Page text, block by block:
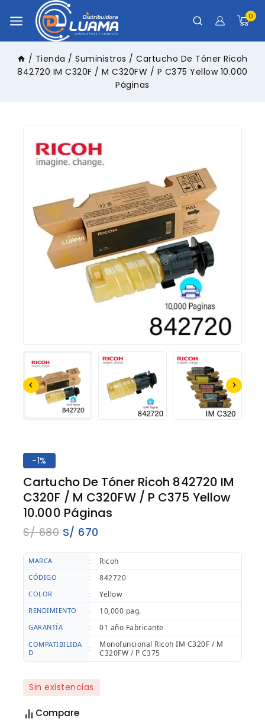
0
/ Tienda / Suministros / Cartucho De Tóner Ricoh
842720 IM C320F / M C320FW / P C375 Yellow 10.000
Páginas
-1%
Cartucho De Tóner Ricoh 842720 IM
C320F / M C320FW / P C375 Yellow
10.000 Páginas
S/680 S/ 670
MARCA : Ricoh
CÓDIGO : 842720
COLOR : Yellow
RENDIMIENTO : 10,000 pag.
GARANTÍA : 01 año Fabricante
COMPATIBILIDA
D
:
Monofuncional Ricoh IM C320F / M
C320FW / P C375
Sin existencias
Compare